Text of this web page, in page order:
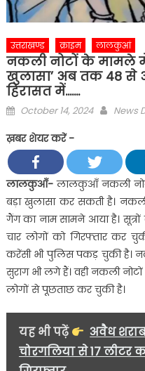
उत्तराखण्ड क्राइम लालकुआं
नकली नोटों के मामले
खुलासा’ अब तक 48 से
हिरासत में…….
Posted
October 14, 2024 Author
News
ख़बर शेयर करें -
लालकुआँ-लालकुआँ नकली
बड़ा खुलासा कर सकती है।
गैंग का नाम सामने आया है।
चार लोगों को गिरफ्तार कर
करेंसी भी पुलिस पकड़ चुकी है।
सुराग भी लगे हैं। वही नकली
लोगों से पूछताछ कर चुकी है।
यह भी पढ़ें
अवैध
चोरगलिया से 17 लीटर